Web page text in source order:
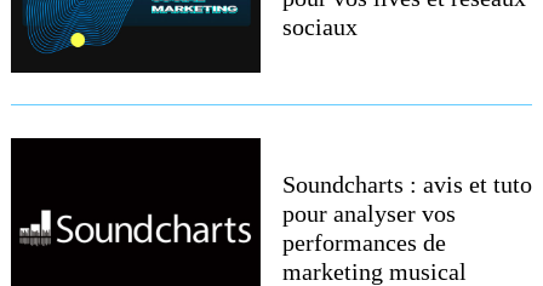
sociaux
Soundcharts : avis et tuto
pour analyser vos
performances de
marketing musical